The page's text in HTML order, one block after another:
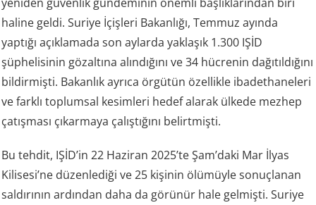
haline geldi. Suriye İçişleri Bakanlığı, Temmuz ayında
yaptığı açıklamada son aylarda yaklaşık 1.300 IŞİD
şüphelisinin gözaltına alındığını ve 34 hücrenin dağıtıldığını
bildirmişti. Bakanlık ayrıca örgütün özellikle ibadethaneleri
ve farklı toplumsal kesimleri hedef alarak ülkede mezhep
çatışması çıkarmaya çalıştığını belirtmişti.
Bu tehdit, IŞİD’in 22 Haziran 2025’te Şam’daki Mar İlyas
Kilisesi’ne düzenlediği ve 25 kişinin ölümüyle sonuçlanan
saldırının ardından daha da görünür hale gelmişti. Suriye